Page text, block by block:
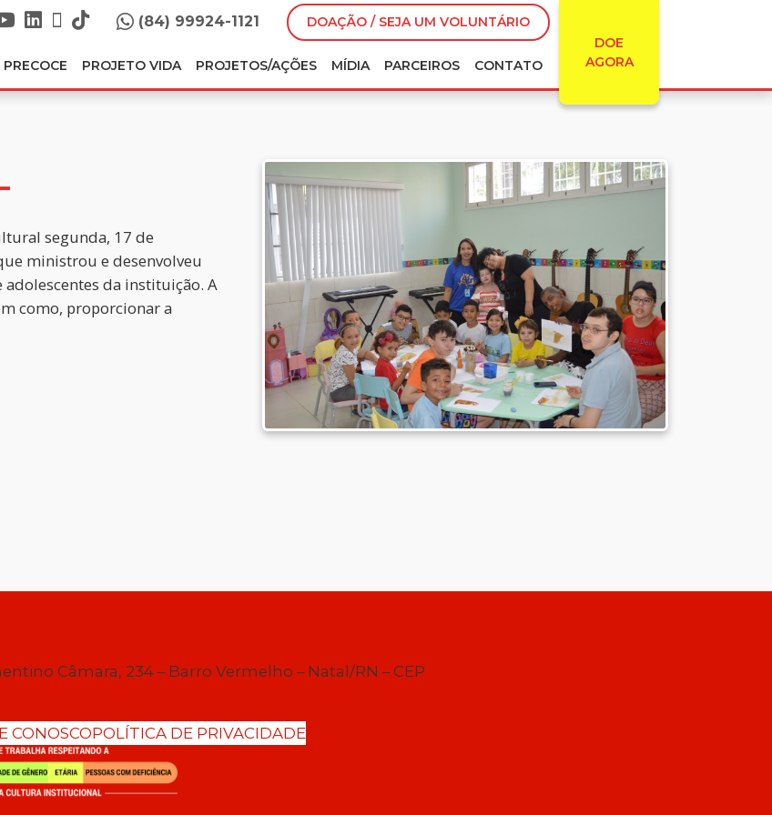
(84) 99924-1121
DOAÇÃO / SEJA UM VOLUNTÁRIO
DOE
AGORA
PROJETO VIDA PROJETOS/AÇÕES MÍDIA PARCEIROS CONTATO
segunda, 17 de
ministrou e desenvolveu
da instituição. A
como, proporcionar a
Câmara, 234 – Barro Vermelho – Natal/RN – CEP
CONOSCOPOLÍTICA DE PRIVACIDADE